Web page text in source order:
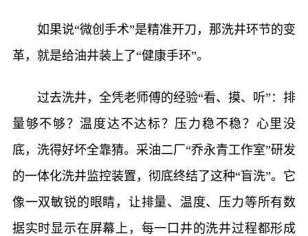
如果说“微创手术”是精准开刀，那洗井环节的变
革，就是给油井装上了“健康手环”。
过去洗井，全凭老师傅的经验“看、摸、听”：排
量够不够？温度达不达标？压力稳不稳？心里没
底，洗得好坏全靠猜。采油二厂“乔永青工作室”研发
的一体化洗井监控装置，彻底终结了这种“盲洗”。它
像一双敏锐的眼睛，让排量、温度、压力等所有数
据实时显示在屏幕上，每一口井的洗井过程都形成